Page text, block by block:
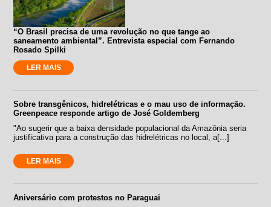
“O Brasil precisa de uma revolução no que tange ao
saneamento ambiental”. Entrevista especial com Fernando
Rosado Spilki
LER MAIS
Sobre transgênicos, hidrelétricas e o mau uso de informação.
Greenpeace responde artigo de José Goldemberg
"Ao sugerir que a baixa densidade populacional da Amazônia seria
justificativa para a construção das hidrelétricas no local, a[...]
LER MAIS
Aniversário com protestos no Paraguai